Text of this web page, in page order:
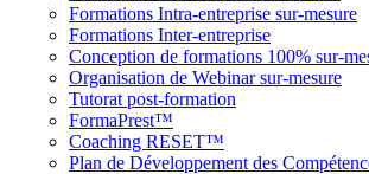
Formations Intra-entreprise sur-mesure
Formations Inter-entreprise
Conception de formations 100% sur-
Organisation de Webinar sur-mesure
Tutorat post-formation
FormaPrest™
Coaching RESET™
Plan de Développement des